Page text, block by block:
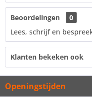
Beoordelingen
0
Lees, schrijf en
Klanten bekeken ook
Openingstijden